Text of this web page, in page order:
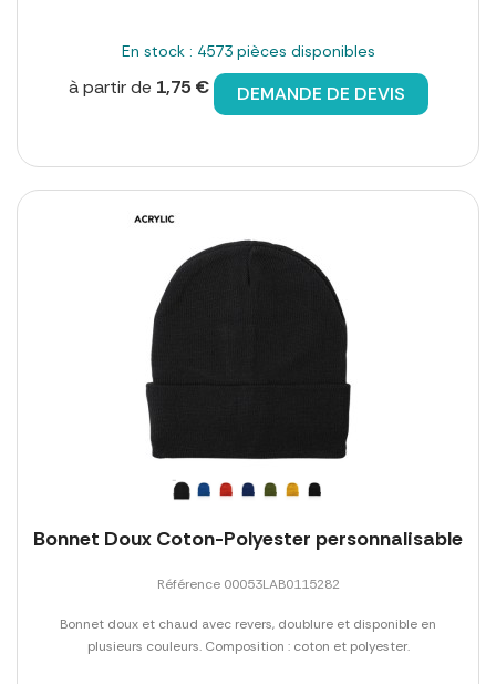
En stock : 4573 pièces disponibles
à partir de 1,75 € DEMANDE DE DEVIS
Bonnet Doux Coton-Polyester personnalisable
Référence 00053LAB0115282
Bonnet doux et chaud avec revers, doublure et disponible en
plusieurs couleurs. Composition : coton et polyester.